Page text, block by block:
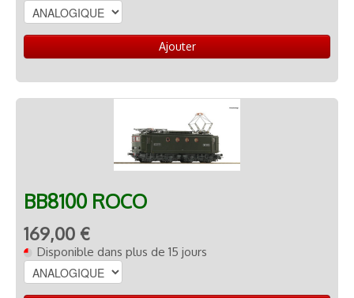
Ajouter
BB8100 ROCO
169,00 €
Disponible dans plus de 15 jours